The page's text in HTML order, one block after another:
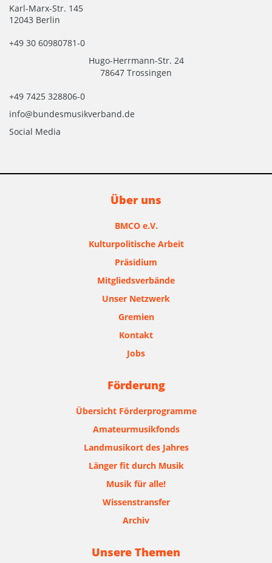
Karl-Marx-Str. 145
12043 Berlin
+49 30 60980781-0
Hugo-Herrmann-Str. 24
78647 Trossingen
+49 7425 328806-0
info@bundesmusikverband.de
Social Media
Über uns
BMCO e.V.
Kulturpolitische Arbeit
Präsidium
Mitgliedsverbände
Unser Netzwerk
Gremien
Kontakt
Jobs
Förderung
Übersicht Förderprogramme
Amateurmusikfonds
Landmusikort des Jahres
Länger fit durch Musik
Musik für alle!
Wissenstransfer
Archiv
Unsere Themen